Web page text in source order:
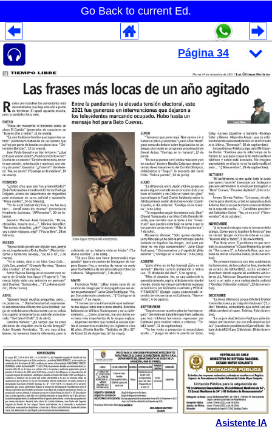
Go Back to current Ed.
Asistente IA
Despliegues Analytics
Despliegues Totales
Despliegues por Rubros